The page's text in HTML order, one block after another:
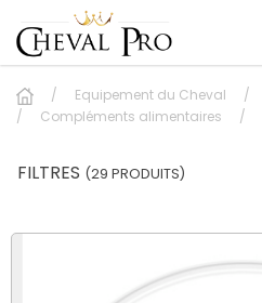
Equipement du Cheval
Compléments alimentaires
FILTRES (29 PRODUITS)